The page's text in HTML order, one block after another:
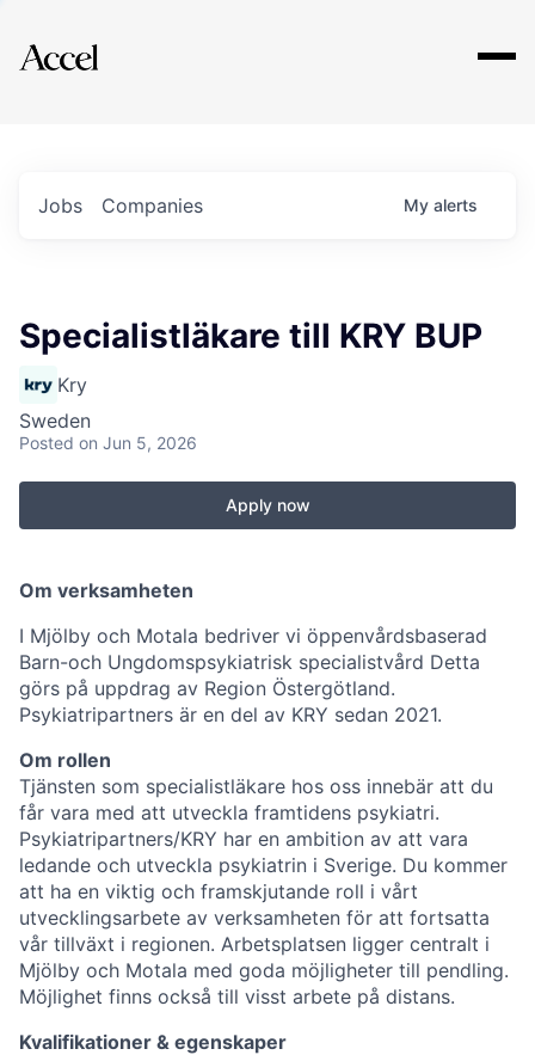
Explore
Jobs Companies My alerts
Specialistläkare till KRY BUP
Kry
Sweden
Posted on Jun 5, 2026
Apply now
Om verksamheten
I Mjölby och Motala bedriver vi öppenvårdsbaserad
Barn-och Ungdomspsykiatrisk specialistvård Detta
görs på uppdrag av Region Östergötland.
Psykiatripartners är en del av KRY sedan 2021.
Om rollen
Tjänsten som specialistläkare hos oss innebär att du
får vara med att utveckla framtidens psykiatri.
Psykiatripartners/KRY har en ambition av att vara
ledande och utveckla psykiatrin i Sverige. Du kommer
att ha en viktig och framskjutande roll i vårt
utvecklingsarbete av verksamheten för att fortsatta
vår tillväxt i regionen. Arbetsplatsen ligger centralt i
Mjölby och Motala med goda möjligheter till pendling.
Möjlighet finns också till visst arbete på distans.
Kvalifikationer & egenskaper